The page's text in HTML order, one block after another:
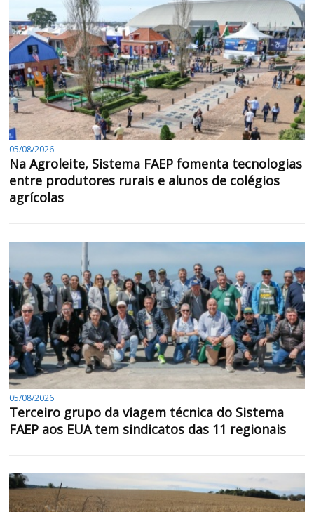
05/08/2026
Na Agroleite, Sistema FAEP fomenta tecnologias
entre produtores rurais e alunos de colégios
agrícolas
05/08/2026
Terceiro grupo da viagem técnica do Sistema
FAEP aos EUA tem sindicatos das 11 regionais